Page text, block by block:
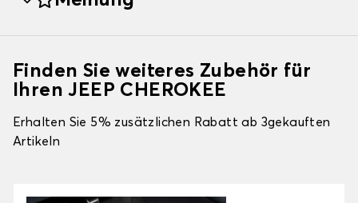
Finden Sie weiteres Zubehör für
Ihren JEEP CHEROKEE
Erhalten Sie 5% zusätzlichen Rabatt ab 3gekauften
Artikeln